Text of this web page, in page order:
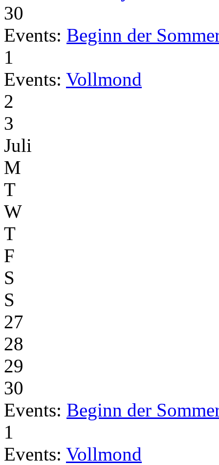
30
Events: Beginn der
1
Events: Vollmond
2
3
Juli
M
T
W
T
F
S
S
27
28
29
30
Events: Beginn der
1
Events: Vollmond